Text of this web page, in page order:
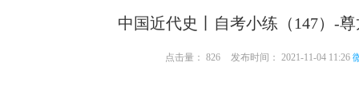
中国近代史丨自考小练（147）-
点击量： 826 发布时间： 2021-11-04 11:26